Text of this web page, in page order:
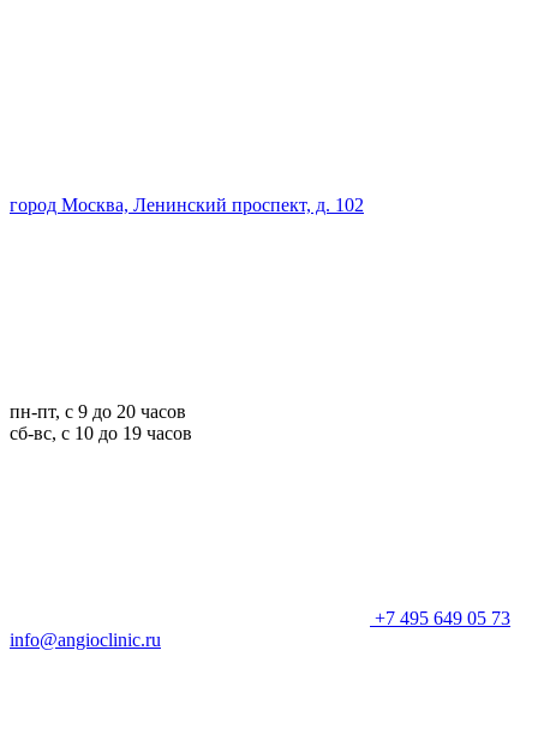
город Москва, Ленинский проспект, д. 102
пн-пт, с 9 до 20 часов
сб-вс, с 10 до 19 часов
+7 495 649 05 73
info@angioclinic.ru